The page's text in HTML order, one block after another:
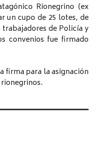
Rionegrino (ex
un cupo de 25 lotes, de
de Policía y
convenios fue firmado
firma para la asignación